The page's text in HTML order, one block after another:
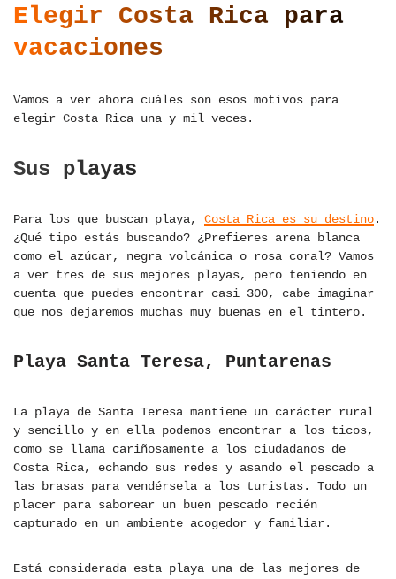
Elegir Costa Rica para
vacaciones
Vamos a ver ahora cuáles son esos motivos para
elegir Costa Rica una y mil veces.
Sus playas
Para los que buscan playa, Costa Rica es su destino.
¿Qué tipo estás buscando? ¿Prefieres arena blanca
como el azúcar, negra volcánica o rosa coral? Vamos
a ver tres de sus mejores playas, pero teniendo en
cuenta que puedes encontrar casi 300, cabe imaginar
que nos dejaremos muchas muy buenas en el tintero.
Playa Santa Teresa, Puntarenas
La playa de Santa Teresa mantiene un carácter rural
y sencillo y en ella podemos encontrar a los ticos,
como se llama cariñosamente a los ciudadanos de
Costa Rica, echando sus redes y asando el pescado a
las brasas para vendérsela a los turistas. Todo un
placer para saborear un buen pescado recién
capturado en un ambiente acogedor y familiar.
Está considerada esta playa una de las mejores de